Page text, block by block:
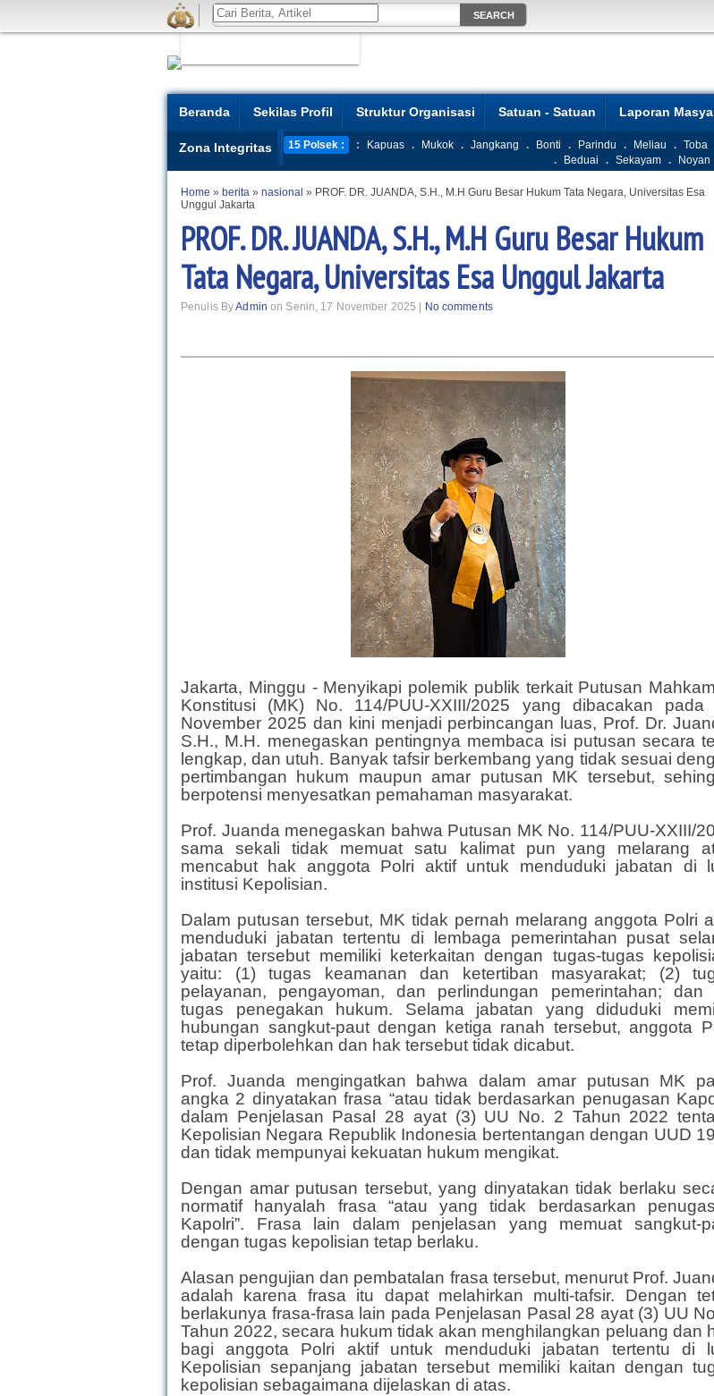
Beranda Sekilas Profil Struktur Organisasi Satuan - Satuan Laporan
Zona Integritas 15 Polsek : : Kapuas . Mukok . Jangkang . Bonti . Parindu . Meliau . Toba
.
Beduai . Sekayam . Noyan
Home » berita » nasional » PROF. DR. JUANDA, S.H., M.H Guru Besar Hukum Tata Negara, Universitas Esa
Unggul Jakarta
PROF. DR. JUANDA, S.H., M.H Guru Besar Hukum
Tata Negara, Universitas Esa Unggul Jakarta
Penulis ByAdmin on Senin, 17 November 2025 | No comments
Jakarta, Minggu - Menyikapi polemik publik terkait Putusan
Konstitusi (MK) No. 114/PUU-XXIII/2025 yang dibacakan pada
November 2025 dan kini menjadi perbincangan luas, Prof. Dr.
S.H., M.H. menegaskan pentingnya membaca isi putusan secara
lengkap, dan utuh. Banyak tafsir berkembang yang tidak sesuai
pertimbangan hukum maupun amar putusan MK tersebut,
berpotensi menyesatkan pemahaman masyarakat.
Prof. Juanda menegaskan bahwa Putusan MK No. 114/PUU-XXIII/
sama sekali tidak memuat satu kalimat pun yang melarang
mencabut hak anggota Polri aktif untuk menduduki jabatan di
institusi Kepolisian.
Dalam putusan tersebut, MK tidak pernah melarang anggota Polri
menduduki jabatan tertentu di lembaga pemerintahan pusat
jabatan tersebut memiliki keterkaitan dengan tugas-tugas
yaitu: (1) tugas keamanan dan ketertiban masyarakat; (2)
pelayanan, pengayoman, dan perlindungan pemerintahan; dan
tugas penegakan hukum. Selama jabatan yang diduduki
hubungan sangkut-paut dengan ketiga ranah tersebut, anggota
tetap diperbolehkan dan hak tersebut tidak dicabut.
Prof. Juanda mengingatkan bahwa dalam amar putusan MK
angka 2 dinyatakan frasa “atau tidak berdasarkan penugasan
dalam Penjelasan Pasal 28 ayat (3) UU No. 2 Tahun 2022
Kepolisian Negara Republik Indonesia bertentangan dengan UUD
dan tidak mempunyai kekuatan hukum mengikat.
Dengan amar putusan tersebut, yang dinyatakan tidak berlaku
normatif hanyalah frasa “atau yang tidak berdasarkan
Kapolri”. Frasa lain dalam penjelasan yang memuat sangkut-
dengan tugas kepolisian tetap berlaku.
Alasan pengujian dan pembatalan frasa tersebut, menurut Prof.
adalah karena frasa itu dapat melahirkan multi-tafsir. Dengan
berlakunya frasa-frasa lain pada Penjelasan Pasal 28 ayat (3) UU
Tahun 2022, secara hukum tidak akan menghilangkan peluang dan
bagi anggota Polri aktif untuk menduduki jabatan tertentu di
Kepolisian sepanjang jabatan tersebut memiliki kaitan dengan
kepolisian sebagaimana dijelaskan di atas.